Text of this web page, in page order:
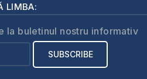
LIMBA:
la buletinul nostru informativ